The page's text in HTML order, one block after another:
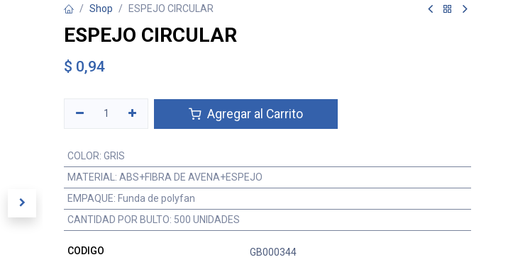
Shop ESPEJO CIRCULAR
ESPEJO CIRCULAR
$ 0,94
Agregar al Carrito
COLOR: GRIS
MATERIAL : ABS+FIBRA DE AVENA+ESPEJO
EMPAQUE: Funda de polyfan
CANTIDAD POR BULTO: 500 UNIDADES
CODIGO GB000344